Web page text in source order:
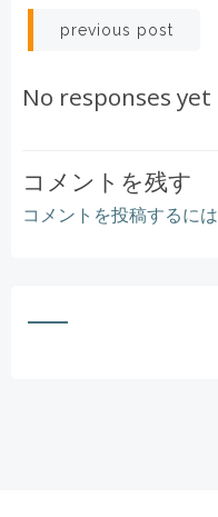
Post
navigation
previous post
No responses yet
コメントを残す
コメントを投稿するには